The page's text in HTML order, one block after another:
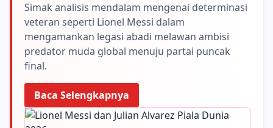
Simak analisis mendalam mengenai determinasi
veteran seperti Lionel Messi dalam
mengamankan legasi abadi melawan ambisi
predator muda global menuju partai puncak
final.
Baca Selengkapnya